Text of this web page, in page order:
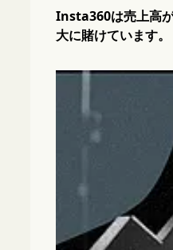
Insta360は売上高
大に賭けています。